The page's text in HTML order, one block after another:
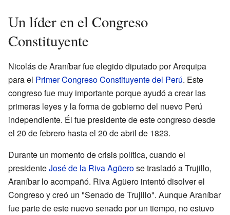
Un líder en el Congreso
Constituyente
Nicolás de Araníbar fue elegido diputado por Arequipa
para el Primer Congreso Constituyente del Perú. Este
congreso fue muy importante porque ayudó a crear las
primeras leyes y la forma de gobierno del nuevo Perú
independiente. Él fue presidente de este congreso desde
el 20 de febrero hasta el 20 de abril de 1823.
Durante un momento de crisis política, cuando el
presidenteJosé de la Riva Agüerose trasladó a Trujillo,
Araníbar lo acompañó. Riva Agüero intentó disolver el
Congreso y creó un "Senado de Trujillo". Aunque Araníbar
fue parte de este nuevo senado por un tiempo, no estuvo